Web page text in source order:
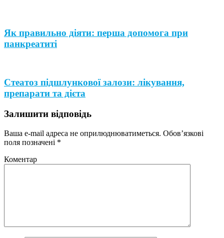
Як правильно діяти: перша допомога при
панкреатиті
Стеатоз підшлункової залози: лікування,
препарати та дієта
Залишити відповідь
Ваша e-mail адреса не оприлюднюватиметься. Обов’язкові
поля позначені *
Коментар